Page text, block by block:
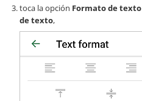
toca la opción Formato de texto
de texto,